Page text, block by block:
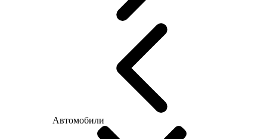
Автомобили